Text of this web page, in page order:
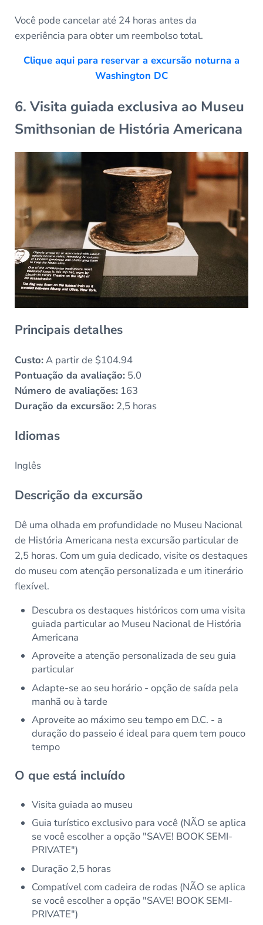
Você pode cancelar até 24 horas antes da
experiência para obter um reembolso total.
Clique aqui para reservar a excursão noturna a
Washington DC
6. Visita guiada exclusiva ao Museu
Smithsonian de História Americana
Principais detalhes
Custo:A partir de $104.94
Pontuação da avaliação:5.0
Número de avaliações:163
Duração da excursão:2,5 horas
Idiomas
Inglês
Descrição da excursão
Dê uma olhada em profundidade no Museu Nacional
de História Americana nesta excursão particular de
2,5 horas. Com um guia dedicado, visite os destaques
do museu com atenção personalizada e um itinerário
flexível.
Descubra os destaques históricos com uma visita
guiada particular ao Museu Nacional de História
Americana
Aproveite a atenção personalizada de seu guia
particular
Adapte-se ao seu horário - opção de saída pela
manhã ou à tarde
Aproveite ao máximo seu tempo em D.C. - a
duração do passeio é ideal para quem tem pouco
tempo
O que está incluído
Visita guiada ao museu
Guia turístico exclusivo para você (NÃO se aplica
se você escolher a opção "SAVE! BOOK SEMI-
PRIVATE")
Duração 2,5 horas
Compatível com cadeira de rodas (NÃO se aplica
se você escolher a opção "SAVE! BOOK SEMI-
PRIVATE")